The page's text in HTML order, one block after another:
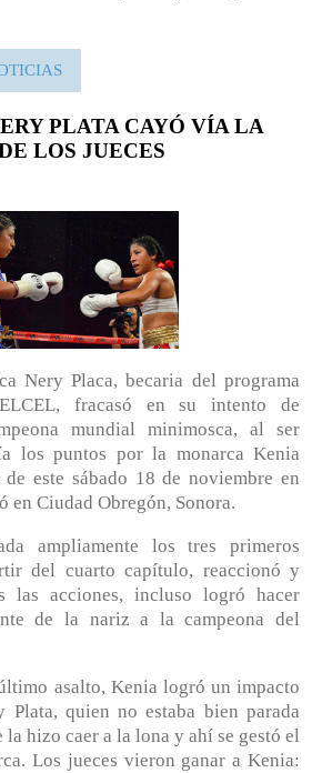
PLATA CAYÓ VÍA LA
LOS JUECES
Nery Placa, becaria del programa
fracasó en su intento de
mundial minimosca, al ser
los puntos por la monarca Kenia
este sábado 18 de noviembre en
en Ciudad Obregón, Sonora.
ampliamente los tres primeros
del cuarto capítulo, reaccionó y
las acciones, incluso logró hacer
de la nariz a la campeona del
asalto, Kenia logró un impacto
quien no estaba bien parada
hizo caer a la lona y ahí se gestó el
Los jueces vieron ganar a Kenia: